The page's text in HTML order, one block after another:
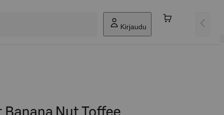
Kirjaudu
Nut Toffee